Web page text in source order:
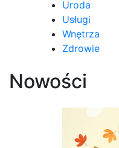
Uroda
Usługi
Wnętrza
Zdrowie
Nowości